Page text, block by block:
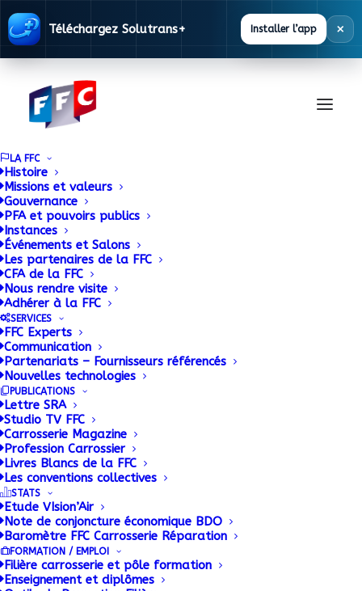
Téléchargez Solutrans+ Installer l’app ×
LA FFC
Histoire
Missions et valeurs
Gouvernance
PFA et pouvoirs publics
Instances
Événements et Salons
Les partenaires de la FFC
CFA de la FFC
Nous rendre visite
Adhérer à la FFC
SERVICES
FFC Experts
Communication
Partenariats – Fournisseurs référencés
Nouvelles technologies
PUBLICATIONS
Lettre SRA
Studio TV FFC
Carrosserie Magazine
Profession Carrossier
Livres Blancs de la FFC
Les conventions collectives
STATS
Etude VIsion’Air
Note de conjoncture économique BDO
Baromètre FFC Carrosserie Réparation
FORMATION / EMPLOI
Filière carrosserie et pôle formation
Enseignement et diplômes
La FFC et SOLUTRANS
présents à l’IAA de
Hanovre en 2018
22 JANVIER 2018
Face au succès rencontré par les exposants lors des
éditions précédentes du
Fédération Française de Carrosserie et SOLUTRANS
renouvellent leur initiative et proposent de vous y
associer, entreles 20 et 27 Septembre
La FFC et SOLUTRANS
vaste Pavillon de plus de 200 m² au cœur du
24, pour vous accueillir et vous impliquer dans la
promotion de la filière française du véhicule
industriel.